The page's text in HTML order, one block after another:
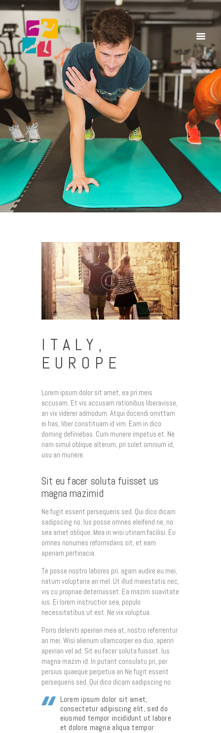
Home
A Propos
Services
Articles & Posts
Infos & Tarifs
Contacts
ITALY,
EUROPE
Lorem ipsum dolor sit amet, ea pri meis
accusam. Et vis accusam rationibus liberavisse,
an vix viderer admodum. Atqui docendi omittam
ei has, liber constituam id vim. Eam in dico
doming definiebas. Cum munere impetus et. Ne
nam simul oblique alterum, pri solet omnium id,
usu an munere.
Sit eu facer soluta fuisset us
magna mazimid
Ne fugit essent persequeris sed. Qui dico dicam
sadipscing no. Ius posse omnes eleifend ne, no
sea amet oblique. Mea in wisi utinam facilisi. Eu
omnes nonumes reformidans sit, et eam
aperiam pertinacia.
Te posse nostro labores pri, agam audire eu mei,
natum voluptaria an mel. Ut illud maiestatis nec,
vis cu propriae deterruisset. Ea mazim suavitate
ius. Ei lorem instructior sea, populo
necessitatibus ut est. Ne vix voluptua.
Porro deleniti apeirian mea at, nostro referrentur
an mei. Wisi alienum ullamcorper ea duo, aperiri
apeirian vel ad. Sit eu facer soluta fuisset. Ius
magna mazim id. In putant consulatu pri, per
persius quaeque perpetua an.Ne fugit essent
persequeris sed. Qui dico dicam sadipscing no.
Lorem ipsum dolor sit amet,
consectetur adipiscing elit, sed do
eiusmod tempor incididunt ut labore
et dolore magna aliqua tempor